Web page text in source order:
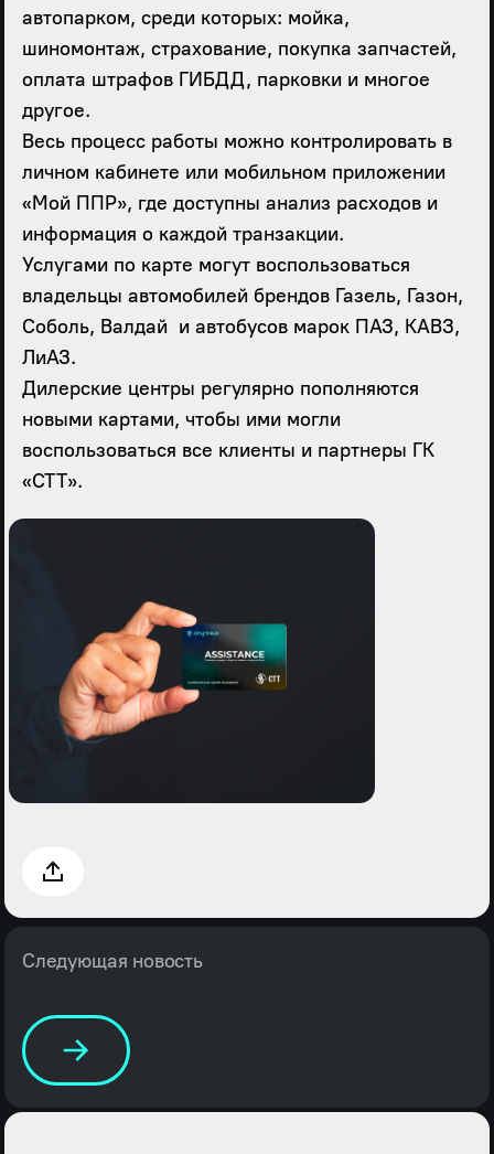
автопарком, среди которых: мойка,
шиномонтаж, страхование, покупка запчастей,
оплата штрафов ГИБДД, парковки и многое
другое.
Весь процесс работы можно контролировать в
личном кабинете или мобильном приложении
«Мой ППР», где доступны анализ расходов и
информация о каждой транзакции.
Услугами по карте могут воспользоваться
владельцы автомобилей брендов Газель, Газон,
Соболь, Валдай и автобусов марок ПАЗ, КАВЗ,
ЛиАЗ.
Дилерские центры регулярно пополняются
новыми картами, чтобы ими могли
воспользоваться все клиенты и партнеры ГК
«СТТ».
Следующая новость